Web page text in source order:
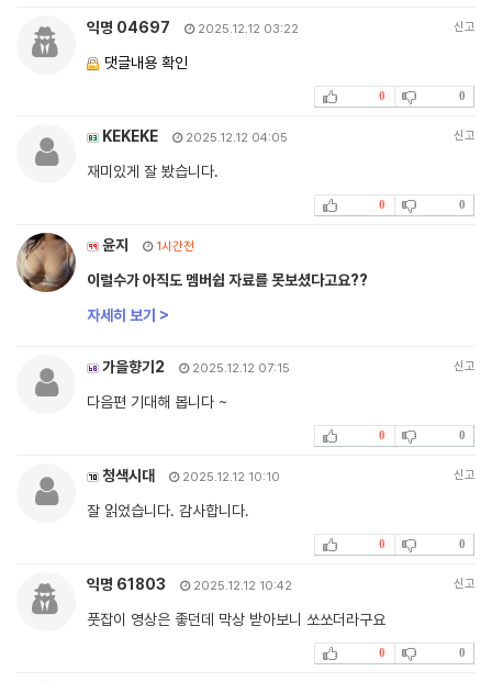
익명 04697 2025.12.12 03:22 신고
댓글내용 확인
0 0
KEKEKE 2025.12.12 04:05 신고
재미있게 잘 봤습니다.
0 0
윤지 1시간전
이럴수가 아직도 멤버쉽 자료를 못보셨다고요??
자세히 보기 >
가을향기2 2025.12.12 07:15 신고
다음편 기대해 봅니다 ~
0 0
청색시대 2025.12.12 10:10 신고
잘 읽었습니다. 감사합니다.
0 0
익명 61803 2025.12.12 10:42 신고
풋잡이 영상은 좋던데 막상 받아보니 쏘쏘더라구요
0 0